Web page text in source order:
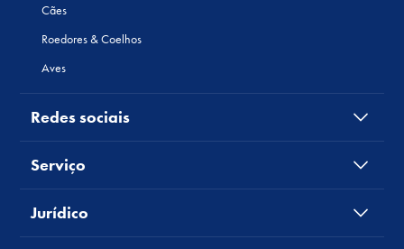
Cães
Roedores & Coelhos
Aves
Redes sociais
Serviço
Jurídico